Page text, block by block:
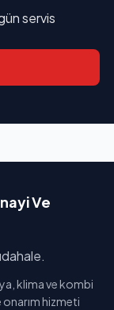
servis
Ve
klima ve kombi
hizmeti